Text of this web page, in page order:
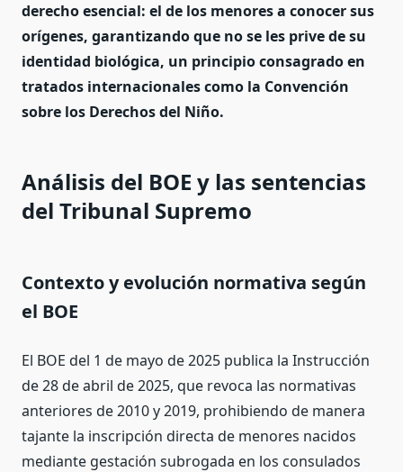
derecho esencial: el de los menores a conocer sus
orígenes, garantizando que no se les prive de su
identidad biológica, un principio consagrado en
tratados internacionales como la Convención
sobre los Derechos del Niño.
Análisis del BOE y las sentencias
del Tribunal Supremo
Contexto y evolución normativa según
el BOE
El BOE del 1 de mayo de 2025 publica la Instrucción
de 28 de abril de 2025, que revoca las normativas
anteriores de 2010 y 2019, prohibiendo de manera
tajante la inscripción directa de menores nacidos
mediante gestación subrogada en los consulados